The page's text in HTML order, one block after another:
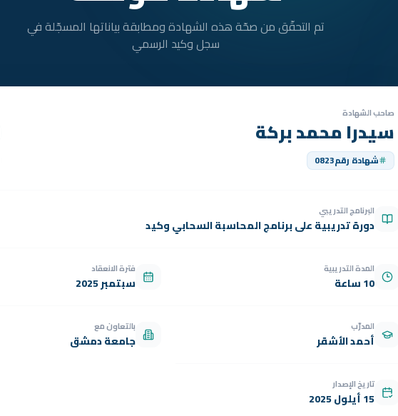
تم التحقّق من صحّة هذه الشهادة ومطابقة بياناتها المسجّلة في
سجل وكيد الرسمي
صاحب الشهادة
سيدرا محمد بركة
شهادة رقم0823
البرنامج التدريبي
دورة تدريبية على برنامج المحاسبة السحابي وكيد
المدة التدريبية
10 ساعة
فترة الانعقاد
سبتمبر 2025
المدرّب
أحمد الأشقر
بالتعاون مع
جامعة دمشق
تاريخ الإصدار
15 أيلول 2025